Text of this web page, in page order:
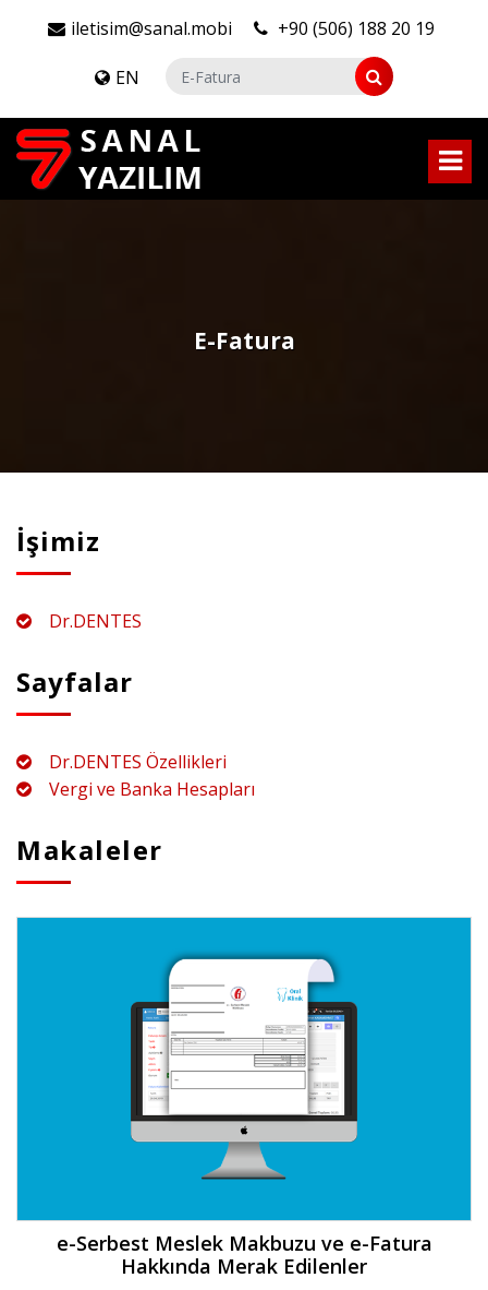
iletisim@sanal.mobi +90 (506) 188 20 19
EN
E-Fatura
İşimiz
Dr.DENTES
Sayfalar
Dr.DENTES Özellikleri
Vergi ve Banka Hesapları
Makaleler
e-Serbest Meslek Makbuzu ve e-Fatura
Hakkında Merak Edilenler